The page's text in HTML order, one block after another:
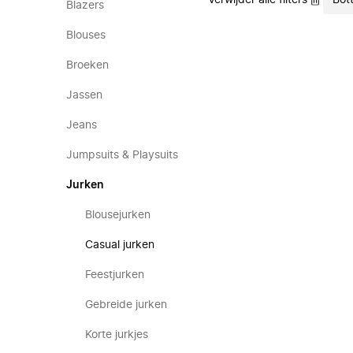
Blazers
Blouses
Broeken
Jassen
Jeans
Jumpsuits & Playsuits
Jurken
Blousejurken
Casual jurken
Feestjurken
Gebreide jurken
Korte jurkjes